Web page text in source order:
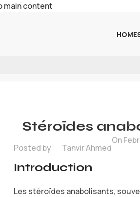
main content
HOME
Stéroïdes
Posted by Tanvir Ahmed
On
Introduction
Les stéroïdes anabolisants,